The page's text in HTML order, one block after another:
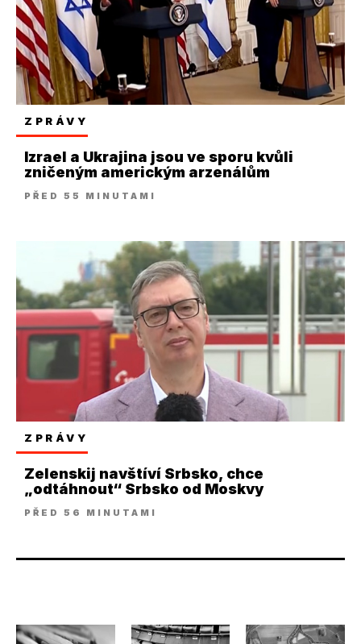
ZPRÁVY
Izrael a Ukrajina jsou ve sporu kvůli
zničeným americkým arzenálům
PŘED 55 MINUTAMI
ZPRÁVY
Zelenskij navštíví Srbsko, chce
„odtáhnout“ Srbsko od Moskvy
PŘED 56 MINUTAMI